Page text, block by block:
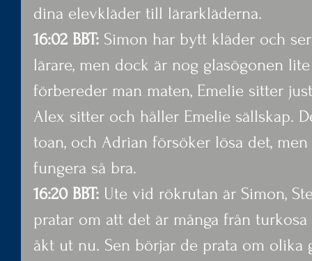
dina elevkläder till lärarkläderna.
16:02 BBT: Simon har bytt kläder och
lärare, men dock är nog glasögonen
förbereder man maten, Emelie sitter
Alex sitter och håller Emelie sällskap.
toan, och Adrian försöker lösa det,
fungera så bra.
16:20 BBT: Ute vid rökrutan är Simon,
pratar om att det är många från
åkt ut nu. Sen börjar de prata om olika